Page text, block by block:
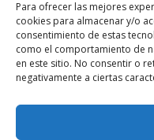
Para ofrecer las mejores
cookies para almacenar y/o
consentimiento de estas
como el comportamiento de
en este sitio. No consentir o
negativamente a ciertas
Experiencias exitosas
alumnos para el
Comentarios